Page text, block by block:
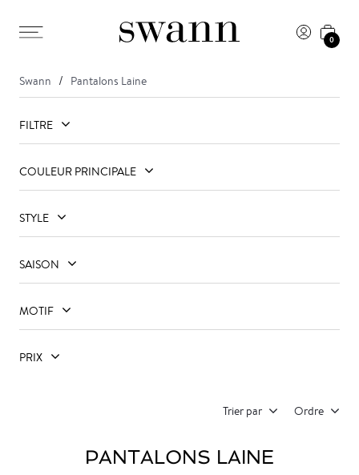
0
Swann Pantalons Laine
FILTRE
COULEUR PRINCIPALE
STYLE
SAISON
MOTIF
PRIX
Trier par Ordre
PANTALONS LAINE